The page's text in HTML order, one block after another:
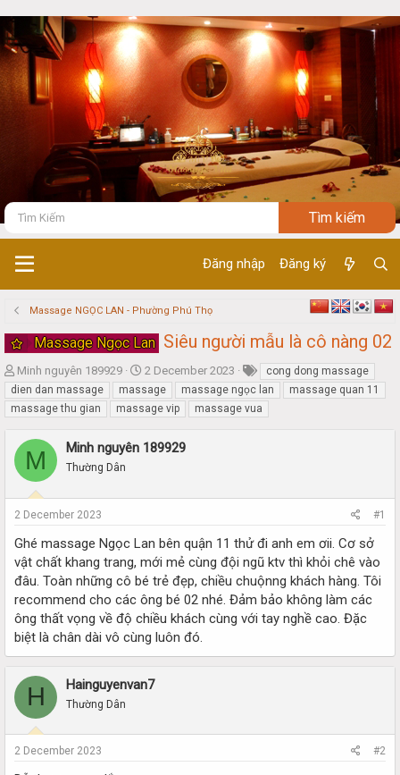
Đăng nhập Đăng ký
Massage NGỌC LAN - Phường Phú Thọ
Massage Ngọc Lan Siêu người mẫu là cô nàng 02
T
h
r
e
d
s
a
r
e
r
Minh nguyên 189929
S
t
a
r
d
e
2 December 2023
cong dong massage
dien dan massage
massage massage ngọc lan
massage quan 11
massage thu gian
massage vip massage vua
M Minh nguyên 189929
Thường Dân
2 December 2023 #1
Ghé massage Ngọc Lan bên quận 11 thử đi anh em ơii. Cơ sở
vật chất khang trang, mới mẻ cùng đội ngũ ktv thì khỏi chê vào
đâu. Toàn những cô bé trẻ đẹp, chiều chuộnng khách hàng. Tôi
recommend cho các ông bé 02 nhé. Đảm bảo không làm các
ông thất vọng về độ chiều khách cùng với tay nghề cao. Đặc
biệt là chân dài vô cùng luôn đó.
H Hainguyenvan7
Thường Dân
2 December 2023 #2